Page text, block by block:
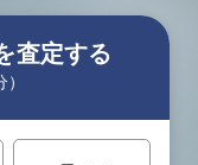
査定する